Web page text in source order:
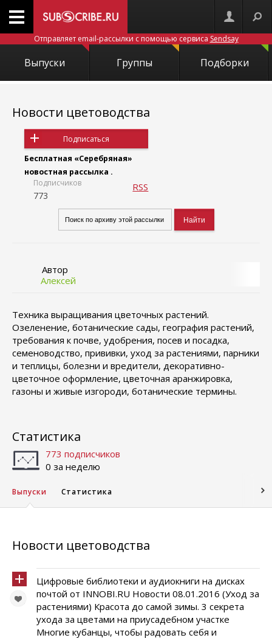
Отправляет email-рассылки с помощью сервиса Sendsay
Выпуски Группы Подборки
Новости цветоводства
Подписаться
Бесплатная «Серебряная»
новостная рассылка .
Подписчиков
773
RSS
Автор
Алексей
Техника выращивания цветочных растений.
Озеленение, ботанические сады, география растений,
требования к почве, удобрения, посев и посадка,
семеноводство, прививки, уход за растениями, парники
и теплицы, болезни и вредители, декоративно-
цветочное оформление, цветочная аранжировка,
газоны и живые изгороди, ботанические термины.
Статистика
773 подписчиков
0 за неделю
Выпуски Статистика
Новости цветоводства
Цифровые библиотеки и аудиокниги на дисках
почтой от INNOBI.RU Новости 08.01.2016 (Уход за
растениями) Красота до самой зимы. 3 секрета
ухода за цветами на приусадебном участке
Многие кубанцы, чтобы радовать себя и